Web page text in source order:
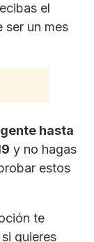
el
ser un mes
hasta
y no hagas
estos
te
quieres